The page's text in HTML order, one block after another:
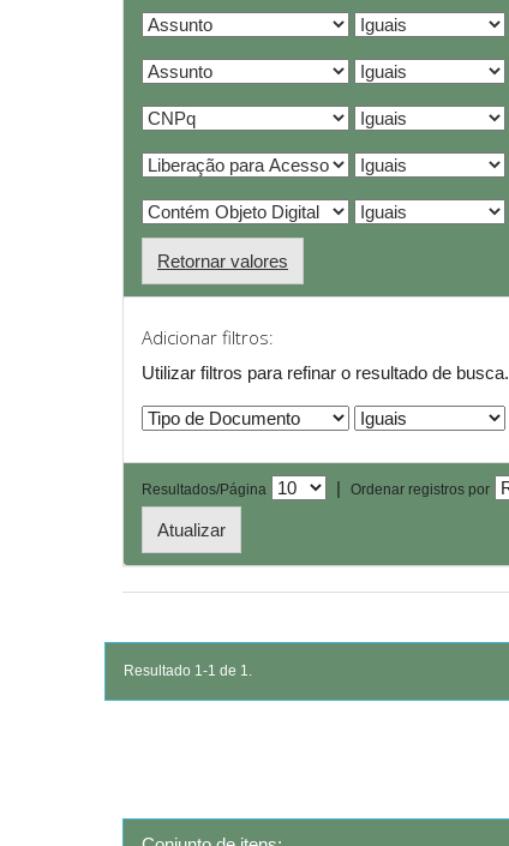
Retornar valores
Adicionar filtros:
Utilizar filtros para refinar o resultado de busca.
Resultados/Página | Ordenar registros por
Resultado 1-1 de 1.